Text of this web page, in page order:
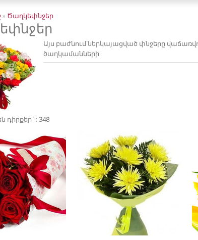
» Ծաղկեփնջեր
Այս բաժնում ներկայացված փնջերը
ծաղկամանների:
դիրքեր` : 348